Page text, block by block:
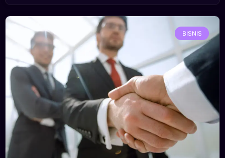
BISNIS